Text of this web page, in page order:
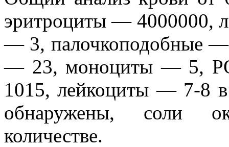
эритроциты — 4000000,
— 3, палочкоподобные
— 23, моноциты — 5,
1015, лейкоциты — 7-8 в
обнаружены, соли
количестве.